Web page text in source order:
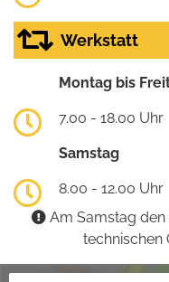
Werkstatt
Montag bis
7.00 - 18.00 Uhr
Samstag
8.00 - 12.00 Uhr
Am Samstag den
technischen